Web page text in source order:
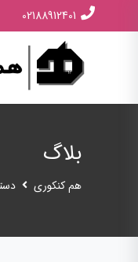
02188912401
بلاگ
هم کنکوری